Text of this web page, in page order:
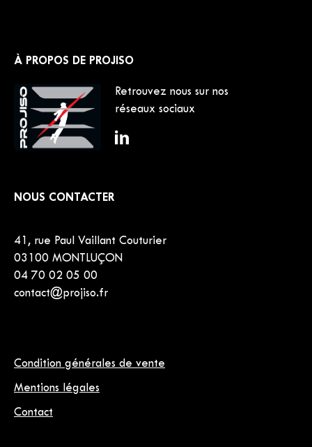
À PROPOS DE PROJISO
Retrouvez nous sur nos
réseaux sociaux
NOUS CONTACTER
41, rue Paul Vaillant Couturier
03100 MONTLUÇON
04 70 02 05 00
contact@projiso.fr
Condition générales de vente
Mentions légales
Contact